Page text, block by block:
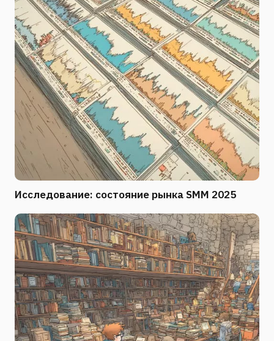
Исследование: состояние рынка SMM 2025